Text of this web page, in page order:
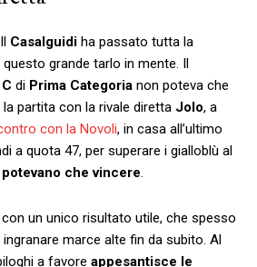
Casalguidi ha passato tutta la
grande tarlo in mente. Il
di Prima Categoria non poteva che
partita con la rivale diretta Jolo, a
con la Novoli, in casa all’ultimo
a quota 47, per superare i gialloblù al
che vincere.
un unico risultato utile, che spesso
marce alte fin da subito. Al
a favore appesantisce le